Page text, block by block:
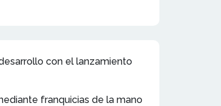
con el lanzamiento
franquicias de la mano